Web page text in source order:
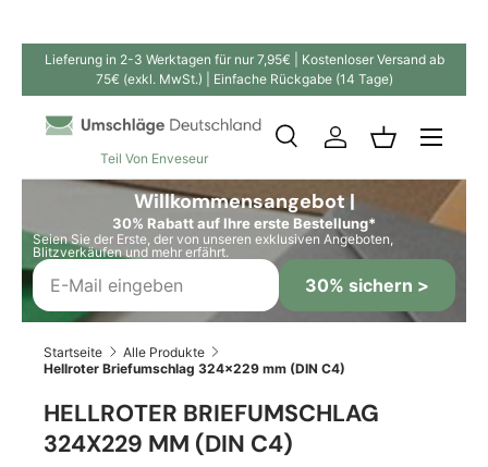
Direkt zum Inhalt
Lieferung in 2-3 Werktagen für nur 7,95€ | Kostenloser Versand ab
75€ (exkl. MwSt.) | Einfache Rückgabe (14 Tage)
Teil Von Enveseur
SuchenSuchen
SucheEinloggen
Willkommensangebot |
30% Rabatt auf Ihre erste Bestellung*
Seien Sie der Erste, der von unseren exklusiven Angeboten,
Blitzverkäufen und mehr erfährt.
30% sichern >
Startseite
Alle Produkte
Hellroter Briefumschlag 324x229 mm (DIN C4)
HELLROTER BRIEFUMSCHLAG
324X229 MM (DIN C4)